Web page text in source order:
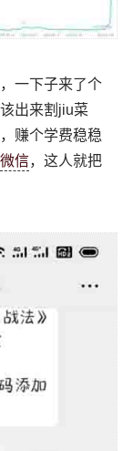
一下子来了个
出来割jiu菜
，赚个学费稳稳
微信，这人就把